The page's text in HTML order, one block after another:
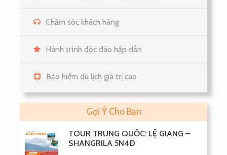
Chăm sóc khách hàng
Hành trình độc đáo hấp dẫn
Bảo hiểm du lịch giá trị cao
Gợi Ý Cho Bạn
TOUR TRUNG QUỐC: LỆ GIANG –
SHANGRILA 5N4Đ
Sau khi ăn tối tại nhà hàng địa phương, Quý
khách về khách sạn nhận phòng và tự do nghỉ
ngơi.